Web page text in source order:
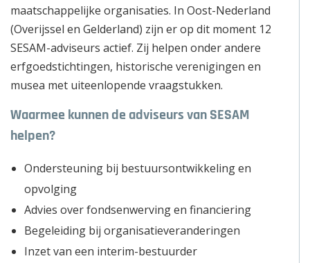
maatschappelijke organisaties. In Oost-Nederland
(Overijssel en Gelderland) zijn er op dit moment 12
SESAM-adviseurs actief. Zij helpen onder andere
erfgoedstichtingen, historische verenigingen en
musea met uiteenlopende vraagstukken.
Waarmee kunnen de adviseurs van SESAM
helpen?
Ondersteuning bij bestuursontwikkeling en
opvolging
Advies over fondsenwerving en financiering
Begeleiding bij organisatieveranderingen
Inzet van een interim-bestuurder